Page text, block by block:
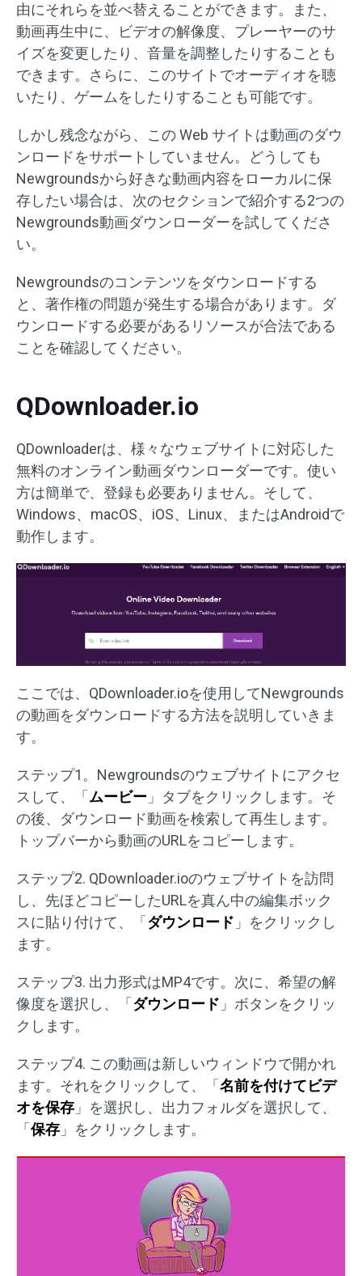
由にそれらを並べ替えることができます。また、
動画再生中に、ビデオの解像度、プレーヤーのサ
イズを変更したり、音量を調整したりすることも
できます。さらに、このサイトでオーディオを聴
いたり、ゲームをしたりすることも可能です。
しかし残念ながら、この Web サイトは動画のダウ
ンロードをサポートしていません。どうしても
Newgroundsから好きな動画内容をローカルに保
存したい場合は、次のセクションで紹介する2つの
Newgrounds動画ダウンローダーを試してくださ
い。
Newgroundsのコンテンツをダウンロードする
と、著作権の問題が発生する場合があります。ダ
ウンロードする必要があるリソースが合法である
ことを確認してください。
QDownloader.io
QDownloaderは、様々なウェブサイトに対応した
無料のオンライン動画ダウンローダーです。使い
方は簡単で、登録も必要ありません。そして、
Windows、macOS、iOS、Linux、またはAndroidで
動作します。
ここでは、QDownloader.ioを使用してNewgrounds
の動画をダウンロードする方法を説明していきま
す。
ステップ1。Newgroundsのウェブサイトにアクセ
スして、「 ムービー 」タブをクリックします。そ
の後、ダウンロード動画を検索して再生します。
トップバーから動画のURLをコピーします。
ステップ2. QDownloader.ioのウェブサイトを訪問
し、先ほどコピーしたURLを真ん中の編集ボック
スに貼り付けて、「 ダウンロード 」をクリックし
ます。
ステップ3. 出力形式はMP4です。次に、希望の解
像度を選択し、「 ダウンロード 」ボタンをクリッ
クします。
ステップ4. この動画は新しいウィンドウで開かれ
ます。それをクリックして、「 名前を付けてビデ
オを保存 」を選択し、出力フォルダを選択して、
「 保存 」をクリックします。